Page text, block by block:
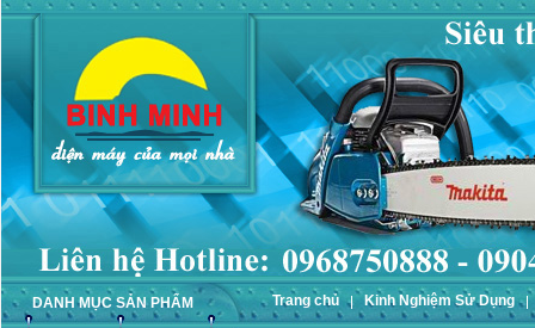
DANH MỤC SẢN PHẨM Trang chủ Kinh Nghiệm Sử Dụng